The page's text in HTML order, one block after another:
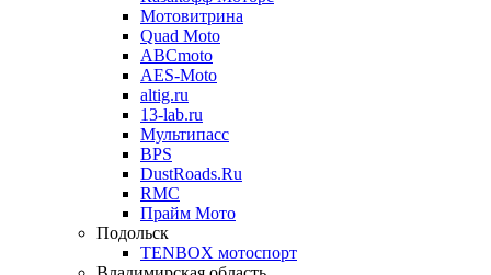
Мотовитрина
Quad Moto
ABCmoto
AES-Moto
altig.ru
13-lab.ru
Мультипасс
BPS
DustRoads.Ru
RMC
Прайм Мото
Подольск
TENBOX мотоспорт